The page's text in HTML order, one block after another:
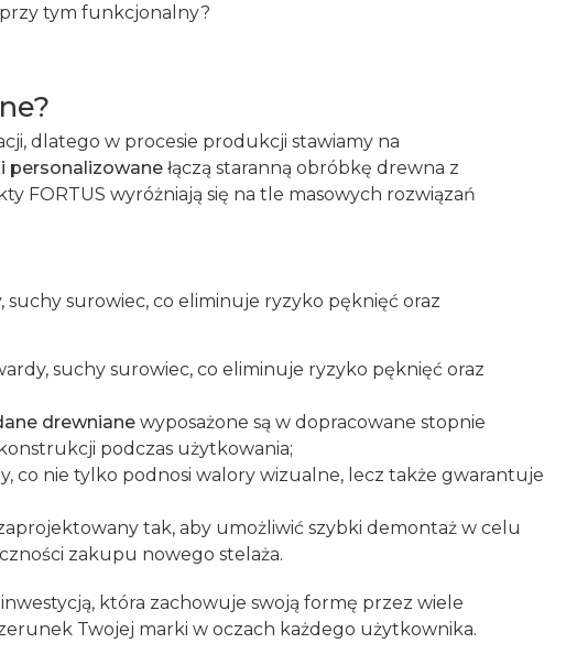
tym funkcjonalny?
dlatego w procesie produkcji stawiamy na
personalizowanełączą staranną obróbkę drewna z
FORTUS wyróżniają się na tle masowych rozwiązań
surowiec, co eliminuje ryzyko pęknięć oraz
suchy surowiec, co eliminuje ryzyko pęknięć oraz
drewnianewyposażone są w dopracowane stopnie
podczas użytkowania;
co nie tylko podnosi walory wizualne, lecz także gwarantuje
tak, aby umożliwić szybki demontaż w celu
zakupu nowego stelaża.
która zachowuje swoją formę przez wiele
Twojej marki w oczach każdego użytkownika.